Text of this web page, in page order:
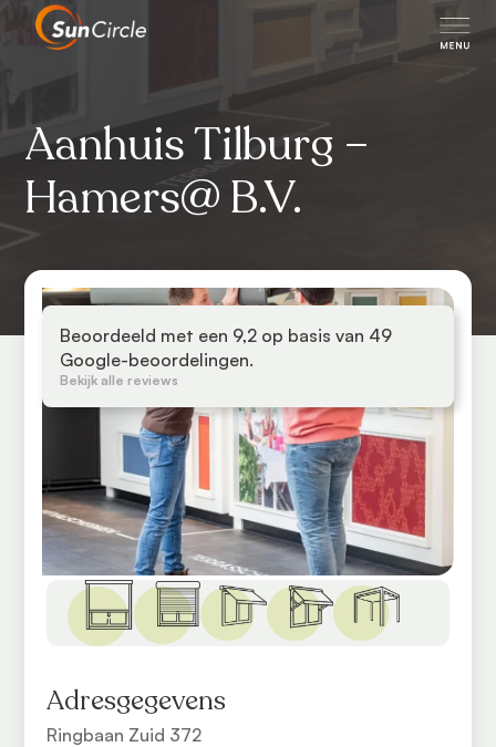
Aanhuis Tilburg –
Hamers@ B.V.
Adresgegevens
Ringbaan Zuid 372
Beoordeeld met een 9,2 op basis van 49
Google-beoordelingen.
Bekijk alle reviews